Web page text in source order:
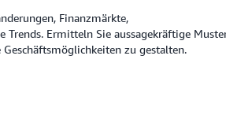
Finanzmärkte,
Trends. Ermitteln Sie aussagekräftige
zu gestalten.